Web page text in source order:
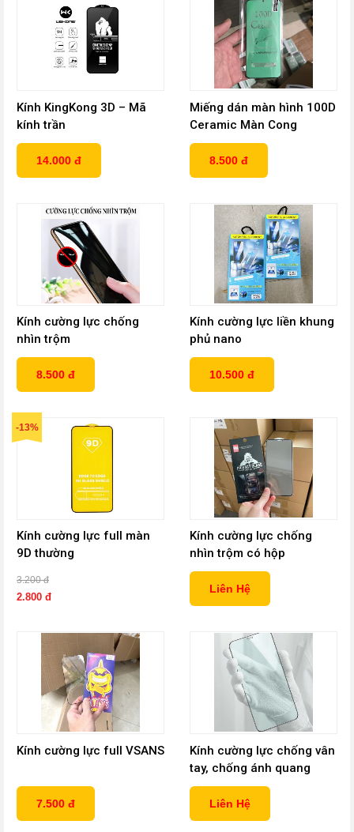
Kính KingKong 3D – Mã
kính trần
14.000 đ
Miếng dán màn hình 100D
Ceramic Màn Cong
8.500 đ
Kính cường lực chống
nhìn trộm
8.500 đ
Kính cường lực liền khung
phủ nano
10.500 đ
-13%
Kính cường lực full màn
9D thường
3.200 đ
2.800 đ
Kính cường lực chống
nhìn trộm có hộp
Liên Hệ
Kính cường lực full VSANS
7.500 đ
Kính cường lực chống vân
tay, chống ánh quang
màn hình ánh sáng xanh,
độ cứng 9H
Liên Hệ